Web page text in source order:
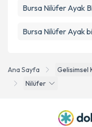
Ana Sayfa Gelisimsel
Nilüfer
Bursa Nilüfer Ayak
Bursa Nilüfer Ayak